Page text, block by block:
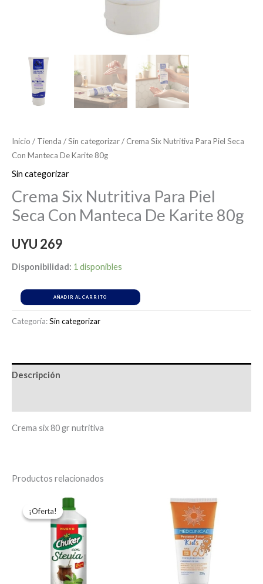
Inicio / Tienda /Sin categorizar/ Crema Six Nutritiva Para Piel Seca
Con Manteca De Karite 80g
Sin categorizar
Crema Six Nutritiva Para Piel
Seca Con Manteca De Karite 80g
UYU 269
Disponibilidad: 1 disponibles
AÑADIR AL CARRITO
Categoría:Sin categorizar
Descripción
Crema six 80 gr nutritiva
Productos relacionados
¡Oferta!
¡Oferta!
El
precio
original
era:
UYU 271.